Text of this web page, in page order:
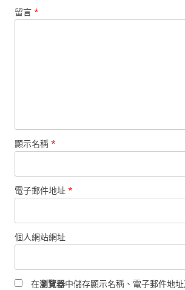
留言 *
顯示名稱 *
電子郵件地址 *
個人網站網址
在瀏覽器中儲存顯示名稱、電子郵件地